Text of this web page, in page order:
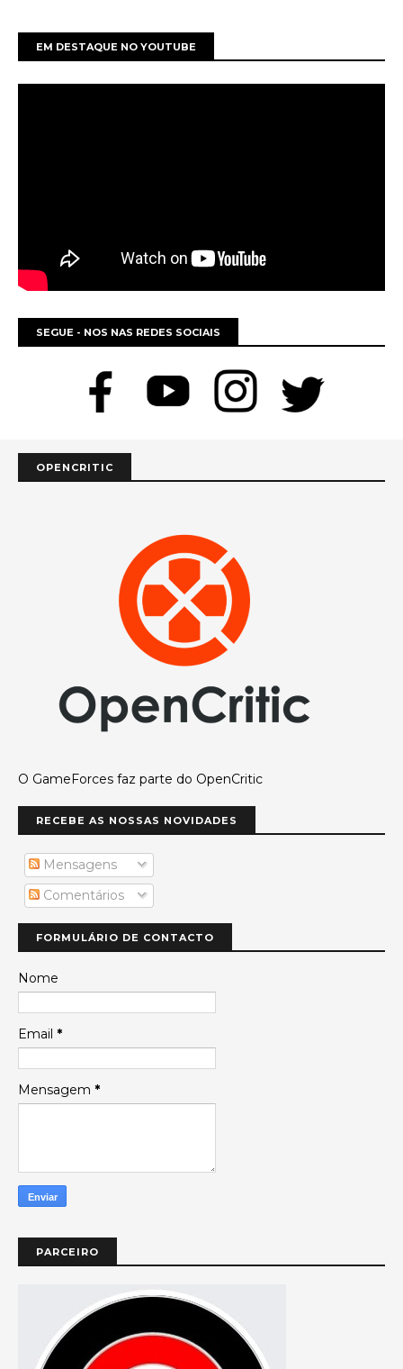
EM DESTAQUE NO YOUTUBE
SEGUE - NOS NAS REDES SOCIAIS
OPENCRITIC
O GameForces faz parte do OpenCritic
RECEBE AS NOSSAS NOVIDADES
Mensagens
Comentários
FORMULÁRIO DE CONTACTO
Nome
Email *
Mensagem *
PARCEIRO